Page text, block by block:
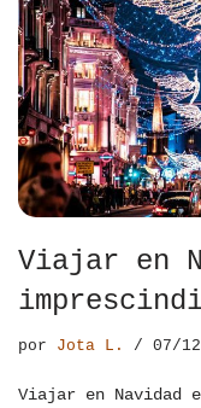
Viajar en
por Jota L. 07/
Viajar en Navidad